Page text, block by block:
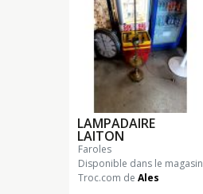
LAMPADAIRE
LAITON
faroles
Disponible dans le magasin
Troc.com de Ales